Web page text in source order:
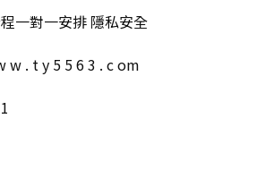
一對一安排 隱私安全
w . t y 5 5 6 3 . c om